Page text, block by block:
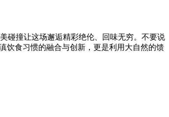
碰撞让这场邂逅精彩绝伦、回味无穷。不要说
饮食习惯的融合与创新，更是利用大自然的馈